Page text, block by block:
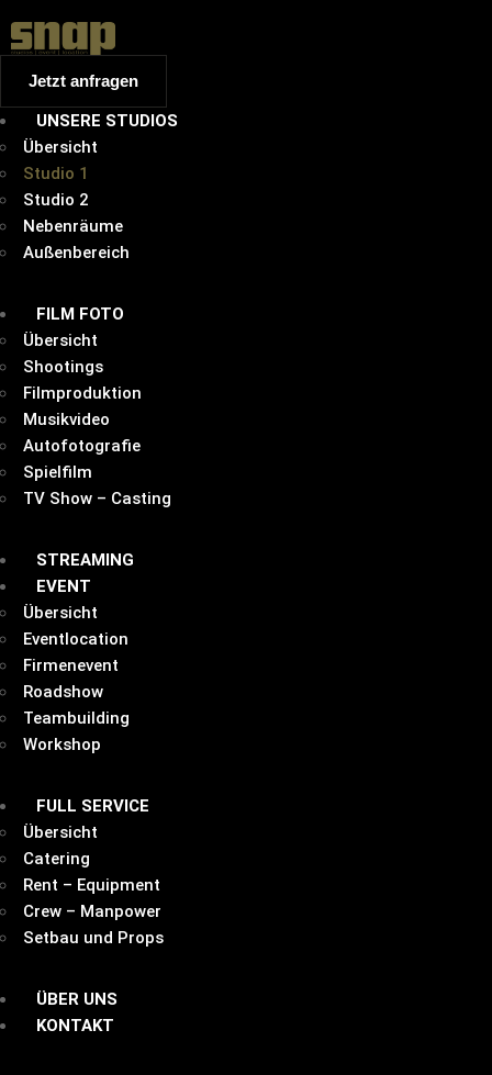
Jetzt anfragen
UNSERE STUDIOS
Übersicht
Studio 1
Studio 2
Nebenräume
Außenbereich
FILM FOTO
Übersicht
Shootings
Filmproduktion
Musikvideo
Autofotografie
Spielfilm
TV Show – Casting
STREAMING
EVENT
Übersicht
Eventlocation
Firmenevent
Roadshow
Teambuilding
Workshop
FULL SERVICE
Übersicht
Catering
Rent – Equipment
Crew – Manpower
Setbau und Props
ÜBER UNS
KONTAKT